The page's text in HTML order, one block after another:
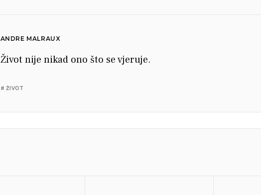
ANDRE MALRAUX
Život nije nikad ono što se vjeruje.
# ŽIVOT